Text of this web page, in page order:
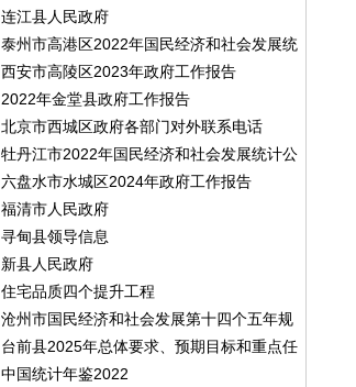
连江县人民政府
泰州市高港区2022年国民经济和社会发展统
计公报
西安市高陵区2023年政府工作报告
2022年金堂县政府工作报告
北京市西城区政府各部门对外联系电话
牡丹江市2022年国民经济和社会发展统计公
报
六盘水市水城区2024年政府工作报告
福清市人民政府
寻甸县领导信息
新县人民政府
住宅品质四个提升工程
沧州市国民经济和社会发展第十四个五年规
划和二〇三五年远景目标纲要
台前县2025年总体要求、预期目标和重点任
务
中国统计年鉴2022